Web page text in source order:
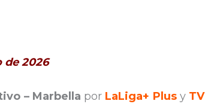
de 2026
– Marbella por LaLiga+ Plusy TV